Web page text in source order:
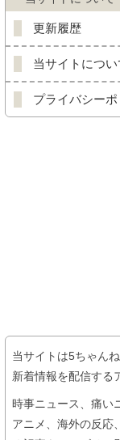
更新履歴
当サイトについ
プライバシー
当サイトは5ちゃん
新着情報を配信する
時事ニュース、痛い
アニメ、海外の反応